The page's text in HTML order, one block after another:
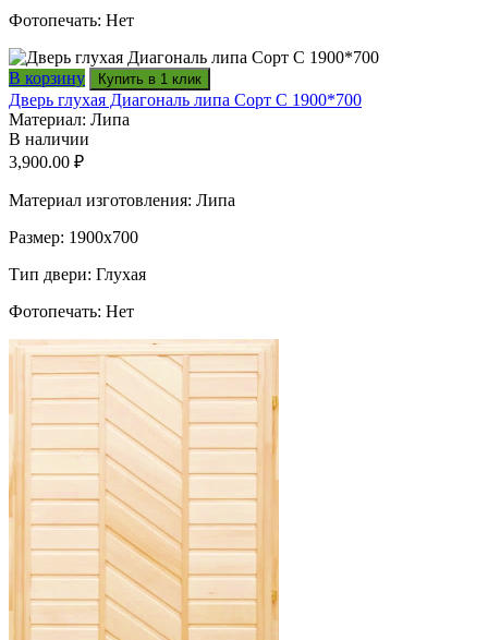
Фотопечать: Нет
В корзину Купить в 1 клик
Дверь глухая Диагональ липа Сорт С 1900*700
Материал: Липа
В наличии
3,900.00 ₽
Материал изготовления: Липа
Размер: 1900х700
Тип двери: Глухая
Фотопечать: Нет